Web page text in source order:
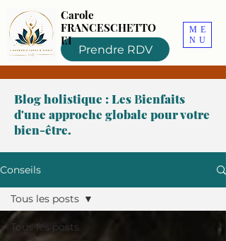
Prendre RDV
ME
NU
Carole
FRANCESCHETTO
EI
Blog holistique : LesBienfaits
d'une approche globale pour votre
bien-être.
Conseils
Tous les posts
Tous les posts